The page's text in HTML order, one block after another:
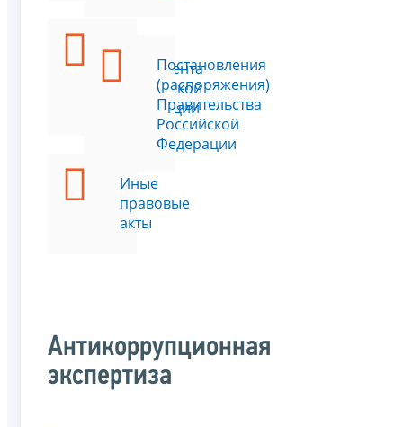
Указы
Президента
Российской
Федерации
Иные
правовые
акты
Постановления
(распоряжения)
Правительства
Российской
Федерации
Антикоррупционная
экспертиза